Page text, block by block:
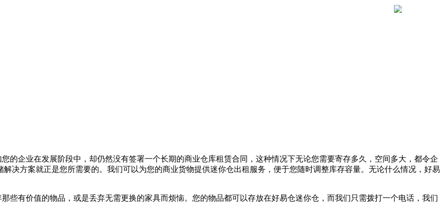
的企业在发展阶段中，却仍然没有签署一个长期的商业仓库租赁合同，这种情况下无论您需要寄存多久，空间多大，都令企
决方案就正是您所需要的。我们可以为您的商业货物提供迷你仓出租服务，便于您随时调整库存容量。无论什么情况，好易
些有价值的物品，或是丢弃无需更换的家具而烦恼。您的物品都可以存放在好易仓迷你仓，而我们只需拨打一个电话，我们